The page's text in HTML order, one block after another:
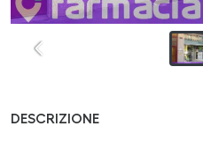
DESCRIZIONE